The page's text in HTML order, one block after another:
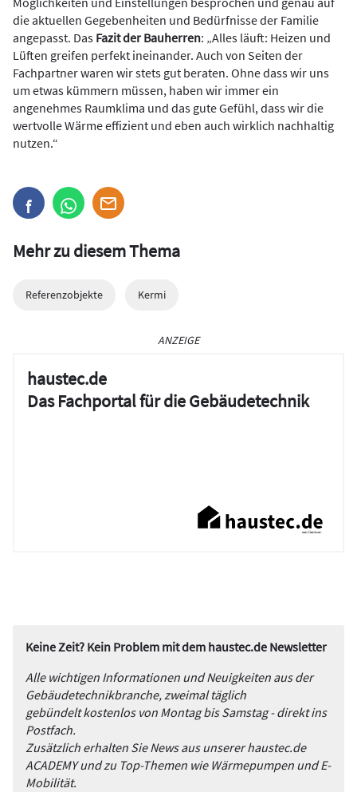
die aktuellen Gegebenheiten und Bedürfnisse der Familie
angepasst. Das Fazit der Bauherren: „Alles läuft: Heizen und
Lüften greifen perfekt ineinander. Auch von Seiten der
Fachpartner waren wir stets gut beraten. Ohne dass wir uns
um etwas kümmern müssen, haben wir immer ein
angenehmes Raumklima und das gute Gefühl, dass wir die
wertvolle Wärme effizient und eben auch wirklich nachhaltig
nutzen.“
Mehr zu diesem Thema
Referenzobjekte Kermi
ANZEIGE
haustec.de
Das Fachportal für die Gebäudetechnik
Keine Zeit? Kein Problem mit dem haustec.de Newsletter
Alle wichtigen Informationen und Neuigkeiten aus der
Gebäudetechnikbranche, zweimal täglich
gebündelt kostenlos von Montag bis Samstag - direkt ins
Postfach.
Zusätzlich erhalten Sie News aus unserer haustec.de
ACADEMY und zu Top-Themen wie Wärmepumpen und E-
Mobilität.